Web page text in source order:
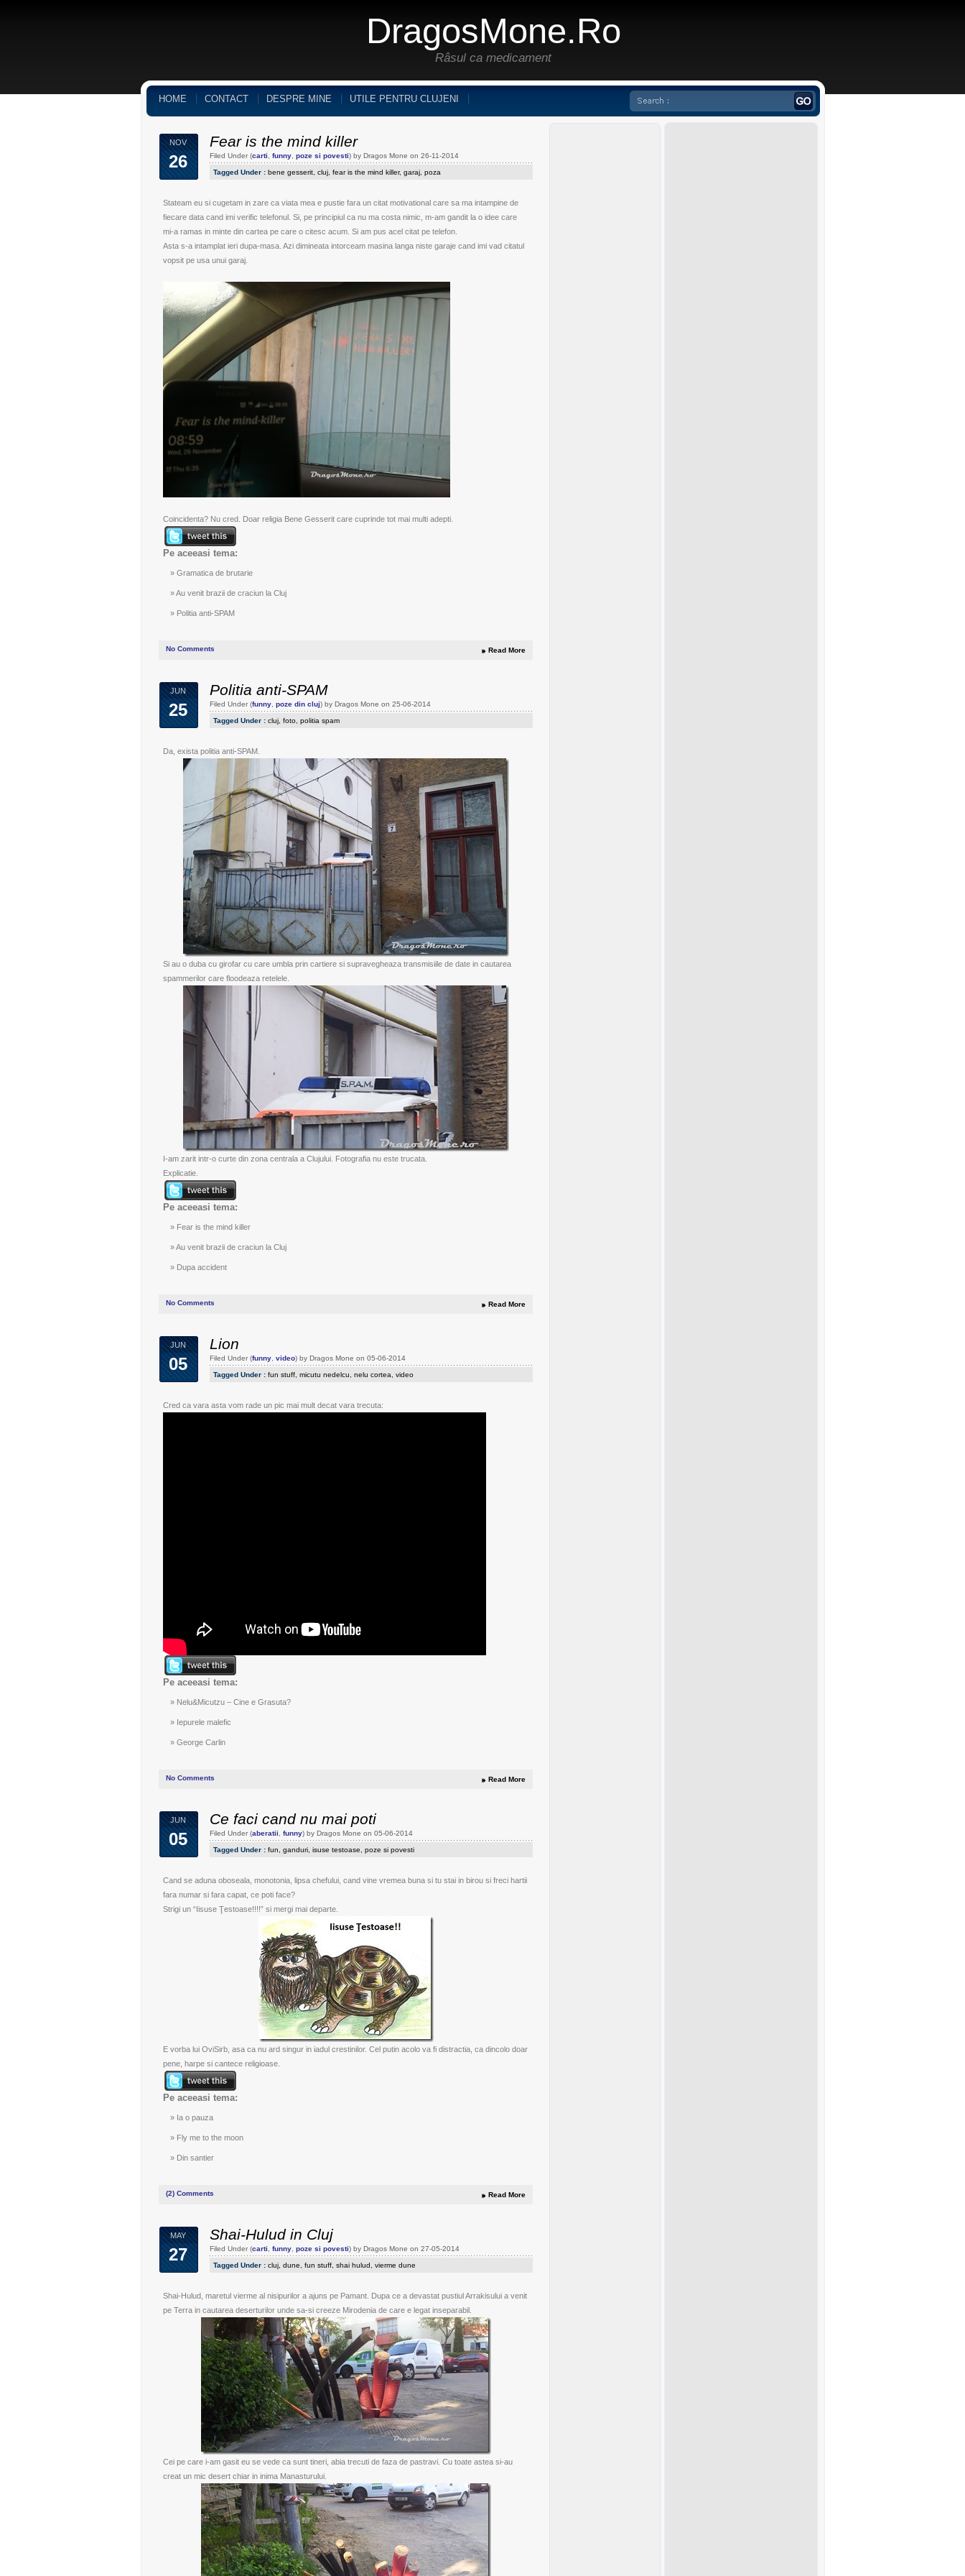
DragosMone.ro
Râsul ca medicament
HOME CONTACT DESPRE MINE UTILE PENTRU CLUJENI
NOV
26
Fear is the mind killer
Filed Under (carti funny, poze si povesti) by Dragos Mone on 26-11-2014
Tagged Under : bene gesserit, cluj, fear is the mind killer, garaj, poza
Stateam eu si cugetam in zare ca viata mea e pustie fara un citat motivational care sa ma intampine de
fiecare data cand imi verific telefonul. Si, pe principiul ca nu ma costa nimic, m-am gandit la o idee care
mi-a ramas in minte din cartea pe care o citesc acum. Si am pus acel citat pe telefon.
Asta s-a intamplat ieri dupa-masa. Azi dimineata intorceam masina langa niste garaje cand imi vad citatul
vopsit pe usa unui garaj.
Coincidenta? Nu cred. Doar religia Bene Gesserit care cuprinde tot mai multi adepti.
Pe aceeasi tema:
Gramatica de brutarie
Au venit brazii de craciun la Cluj
Politia anti-SPAM
No Comments Read More
JUN
25
Politia anti-SPAM
Filed Under (funny, poze din cluj) by Dragos Mone on 25-06-2014
Tagged Under : cluj, foto, politia spam
Da, exista politia anti-SPAM.
Si au o duba cu girofar cu care umbla prin cartiere si supravegheaza transmisiile de date in cautarea
spammerilor care floodeaza retelele.
I-am zarit intr-o curte din zona centrala a Clujului. Fotografia nu este trucata.
Explicatie.
Pe aceeasi tema:
Fear is the mind killer
Au venit brazii de craciun la Cluj
Dupa accident
No Comments Read More
JUN
05
Lion
Filed Under (funny, video) by Dragos Mone on 05-06-2014
Tagged Under : fun stuff, micutu nedelcu nelu cortea video
Cred ca vara asta vom rade un pic mai mult decat vara trecuta:
Pe aceeasi tema:
Nelu&Micutzu – Cine e Grasuta?
Iepurele malefic
George Carlin
No Comments Read More
JUN
05
Ce faci cand nu mai poti
Filed Under (aberatii funny) by Dragos Mone on 05-06-2014
Tagged Under : fun ganduri, isuse testoase poze si povesti
Cand se aduna oboseala, monotonia, lipsa chefului, cand vine vremea buna si tu stai in birou si freci hartii
fara numar si fara capat, ce poti face?
Strigi un “Iisuse Ţestoase!!!!” si mergi mai departe.
E vorba lui OviSirb, asa ca nu ard singur in iadul crestinilor. Cel putin acolo va fi distractia, ca dincolo doar
pene, harpe si cantece religioase.
Pe aceeasi tema:
Ia o pauza
Fly me to the moon
Din santier
(2)Comments Read More
MAY
27
Shai-Hulud in Cluj
Filed Under (carti funny, poze si povesti) by Dragos Mone on 27-05-2014
Tagged Under : cluj, dune fun stuff, shai hulud vierme dune
Shai-Hulud, maretul vierme al nisipurilor a ajuns pe Pamant. Dupa ce a devastat pustiul Arrakisului a venit
pe Terra in cautarea deserturilor unde sa-si creeze Mirodenia de care e legat inseparabil.
Cei pe care i-am gasit eu se vede ca sunt tineri, abia trecuti de faza de pastravi. Cu toate astea si-au
creat un mic desert chiar in inima Manasturului.